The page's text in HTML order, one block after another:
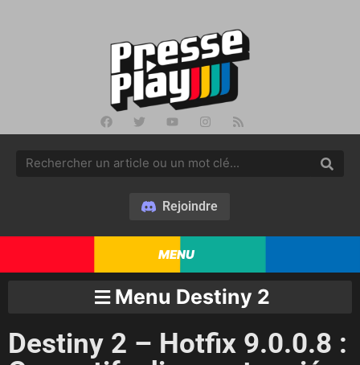
Rejoindre
MENU
Menu Destiny 2
Destiny 2 – Hotfix 9.0.0.8 :